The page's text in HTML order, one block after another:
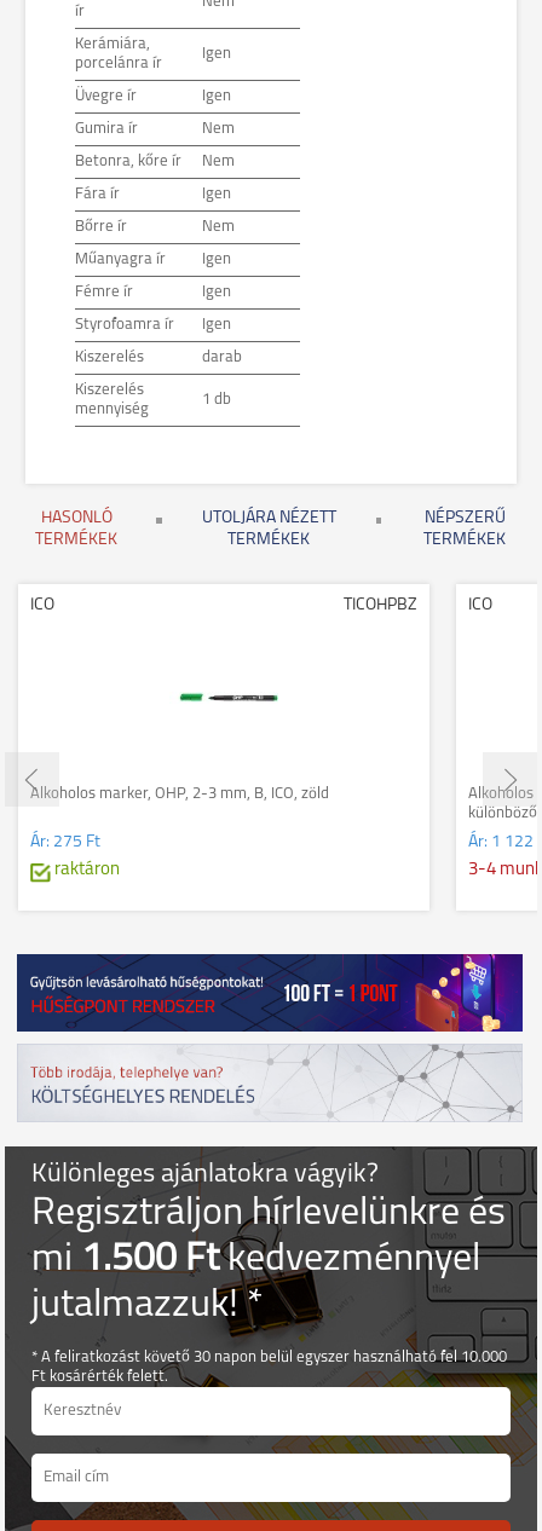
ír
Kerámiára,
porcelánra ír
Igen
Üvegre ír Igen
Gumira ír Nem
Betonra, kőre ír Nem
Fára ír Igen
Bőrre ír Nem
Műanyagra ír Igen
Fémre ír Igen
Styrofoamra ír Igen
Kiszerelés darab
Kiszerelés
mennyiség
1 db
HASONLÓ
TERMÉKEK
UTOLJÁRA NÉZETT
TERMÉKEK
NÉPSZERŰ
TERMÉKEK
ICO TICOHPBZ
Alkoholos marker, OHP, 2-3 mm, B, ICO, zöld
Ár: 275 Ft
raktáron
ICO
Alkoholos
különböző
Ár: 1 122
3-4
Különleges ajánlatokra vágyik?
Regisztráljon hírlevelünkre és
mi1.500 Ftkedvezménnyel
jutalmazzuk! *
* A feliratkozást követő 30 napon belül egyszer használható fel 10.000
Ft kosárérték felett.